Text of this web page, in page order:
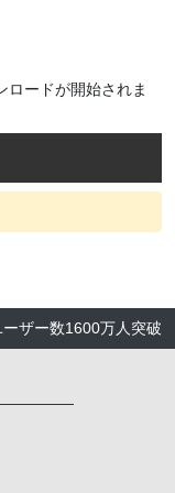
ロードが開始されま
ーザー数1600万人 突破